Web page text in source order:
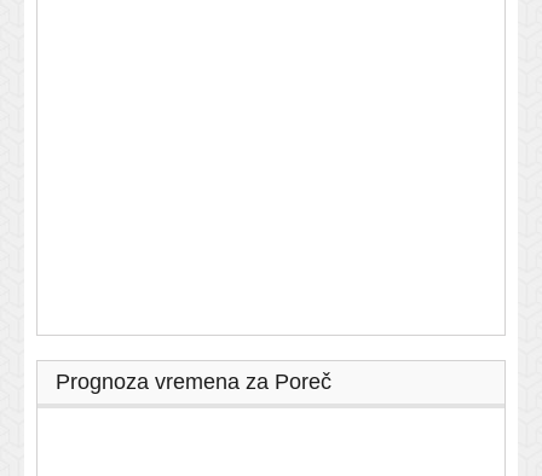
Prognoza vremena za Poreč